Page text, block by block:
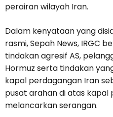
perairan wilayah Iran.
Dalam kenyataan yang
rasmi, Sepah News, IRGC
tindakan agresif AS,
Hormuz serta tindakan
kapal perdagangan Iran
pusat arahan di atas
melancarkan serangan.